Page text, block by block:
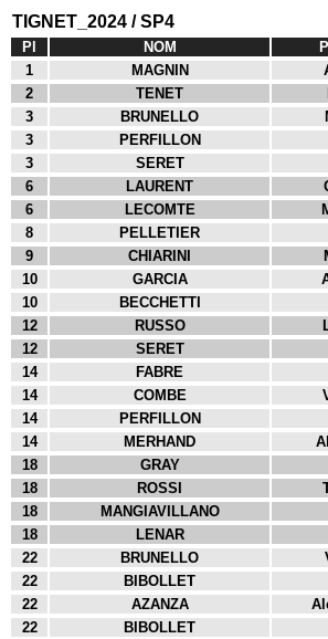
TIGNET_2024 / SP4
Pl NOM
1
MAGNIN
2
TENET
3
BRUNELLO
3
PERFILLON
3
SERET
6
LAURENT
6
LECOMTE
8
PELLETIER
9
CHIARINI
10
GARCIA
10
BECCHETTI
12
RUSSO
12
SERET
14
FABRE
14
COMBE
14
PERFILLON
14
MERHAND
18
GRAY
18
ROSSI
18
MANGIAVILLANO
18
LENAR
22
BRUNELLO
22
BIBOLLET
22
AZANZA
22
BIBOLLET